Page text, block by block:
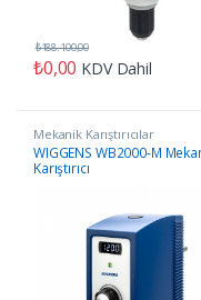
₺0,00
₺188.100,00
KDV Dahil
Mekanik Karıştırıcılar
WIGGENS WB2000-M
Karıştırıcı